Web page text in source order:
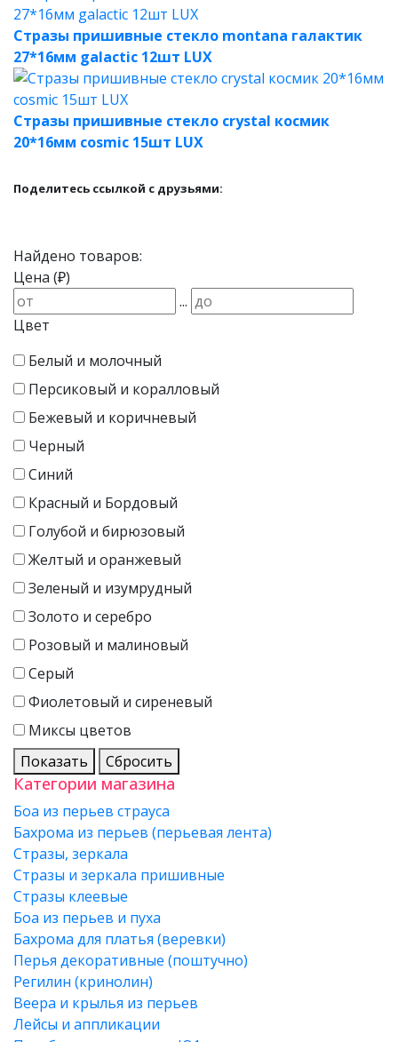
Стразы пришивные стекло montana галактик
27*16мм galactic 12шт LUX
Стразы пришивные стекло crystal космик
20*16мм cosmic 15шт LUX
Поделитесь ссылкой с друзьями:
Найдено товаров:
Цена (₽)
...
Цвет
Белый и молочный
Персиковый и коралловый
Бежевый и коричневый
Черный
Синий
Красный и Бордовый
Голубой и бирюзовый
Желтый и оранжевый
Зеленый и изумрудный
Золото и серебро
Розовый и малиновый
Серый
Фиолетовый и сиреневый
Миксы цветов
Показать
Сбросить
Категории магазина
Боа из перьев страуса
Бахрома из перьев (перьевая лента)
Стразы, зеркала
Стразы и зеркала пришивные
Стразы клеевые
Боа из перьев и пуха
Бахрома для платья (веревки)
Перья декоративные (поштучно)
Регилин (кринолин)
Веера и крылья из перьев
Лейсы и аппликации